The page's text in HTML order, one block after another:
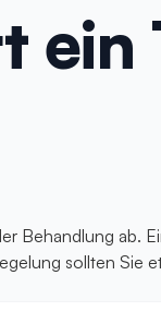
ein
Behandlung ab.
sollten Sie